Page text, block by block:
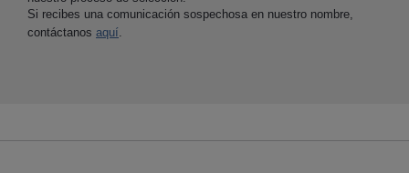
Si recibes una comunicación sospechosa en nuestro nombre,
contáctanos aquí.